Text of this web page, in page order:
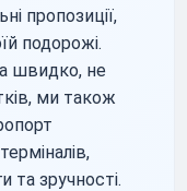
пропозиції,
подорожі.
швидко, не
ми також
та зручності.